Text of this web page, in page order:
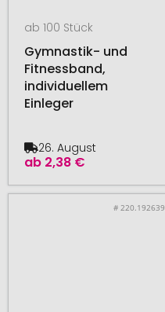
ab 100 Stück
Gymnastik- und
Fitnessband,
individuellem
Einleger
ab 2,38 €
26. August
# 220.192639